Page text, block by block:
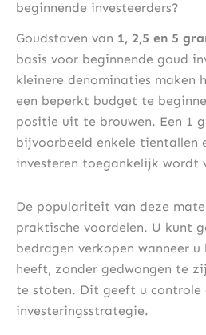
beginnende investeerders?
Goudstaven van 1, 2,5 en 5
basis voor beginnende goud
kleinere denominaties maken
een beperkt budget te
positie uit te brouwen. Een 1
bijvoorbeeld enkele tientallen
investeren toegankelijk wordt
De populariteit van deze
praktische voordelen. U kunt
bedragen verkopen wanneer
heeft, zonder gedwongen te
te stoten. Dit geeft u controle
investeringsstrategie.